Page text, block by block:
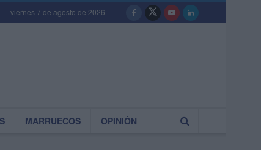
viernes 7 de agosto de 2026
MARRUECOS OPINIÓN